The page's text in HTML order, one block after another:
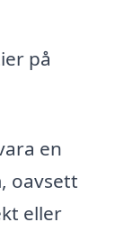
på
en
oavsett
eller